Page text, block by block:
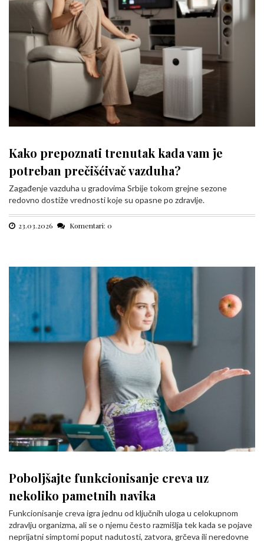
Kako prepoznati trenutak kada vam je
potreban prečišćivač vazduha?
Zagađenje vazduha u gradovima Srbije tokom grejne sezone
redovno dostiže vrednosti koje su opasne po zdravlje.
23.03.2026 Komentari: 0
Poboljšajte funkcionisanje creva uz
nekoliko pametnih navika
Funkcionisanje creva igra jednu od ključnih uloga u celokupnom
zdravlju organizma, ali se o njemu često razmišlja tek kada se pojave
neprijatni simptomi poput nadutosti, zatvora, grčeva ili neredovne